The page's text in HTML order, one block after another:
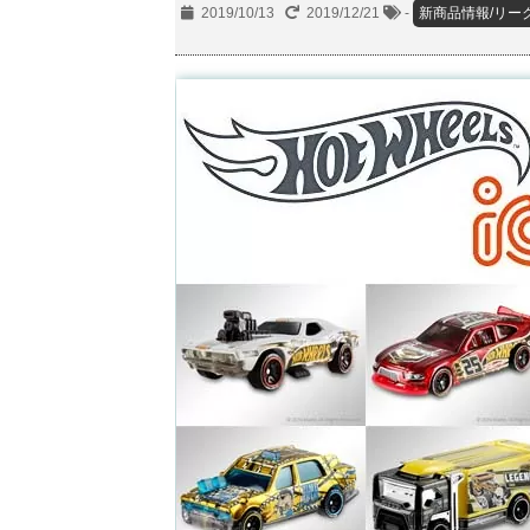
2019/10/13 2019/12/21 - 新商品情報/リー